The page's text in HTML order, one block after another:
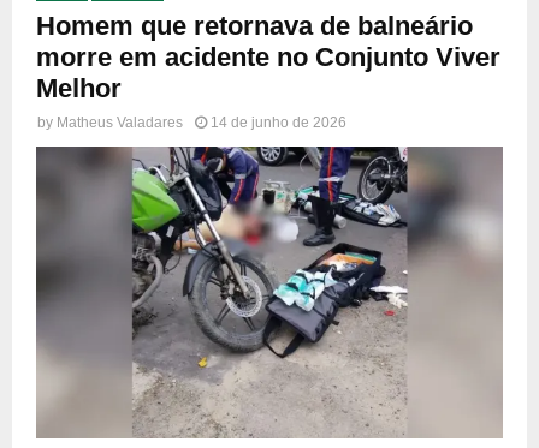
Homem que retornava de balneário
morre em acidente no Conjunto Viver
Melhor
by Matheus Valadares 14 de junho de 2026